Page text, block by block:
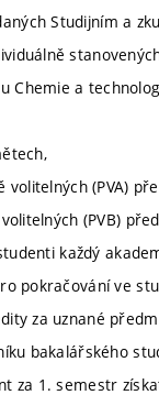
Studijním a
Chemie a
volitelných (PVA)
(PVB)
každý
pokračování ve
za uznané
bakalářského
za 1. semestr